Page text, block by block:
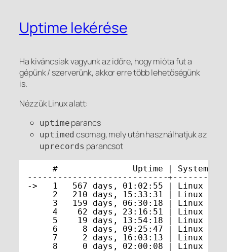
Uptime lekérése
Ha kiváncsiak vagyunk az időre, hogy mióta fut a
gépünk / szerverünk, akkor erre több lehetőségünk
is.
Nézzük Linux alatt:
uptime parancs
uptimed csomag, mely után használhatjuk az
uprecords parancsot
#               Uptime | System
----------------------------
->   1   567 days, 01:02:55 | Linux
2   210 days, 15:33:31 | Linux
3   159 days, 06:30:18 | Linux
4    62 days, 23:16:51 | Linux
5    19 days, 13:54:18 | Linux
6     8 days, 09:25:47 | Linux
7     2 days, 16:03:13 | Linux
8     0 days, 02:00:08 | Linux